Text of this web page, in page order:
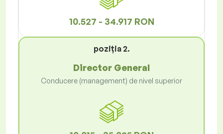
10.527 - 34.917 RON
poziţia 2.
Director General
Conducere (management) de nivel superior